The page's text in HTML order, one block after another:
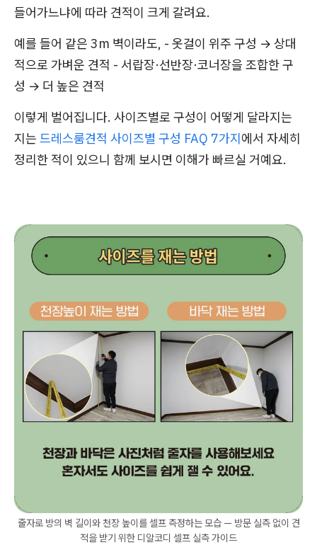
들어가느냐에 따라 견적이 크게 갈려요.
예를 들어 같은 3m 벽이라도, - 옷걸이 위주 구성 → 상대
적으로 가벼운 견적 - 서랍장·선반장·코너장을 조합한 구
성 → 더 높은 견적
이렇게 벌어집니다. 사이즈별로 구성이 어떻게 달라지는
지는 드레스룸견적 사이즈별 구성 FAQ 7가지에서 자세히
정리한 적이 있으니 함께 보시면 이해가 빠르실 거예요.
줄자로 방의 벽 길이와 천장 높이를 셀프 측정하는 모습 — 방문 실측 없이 견
적을 받기 위한 디알코디 셀프 실측 가이드